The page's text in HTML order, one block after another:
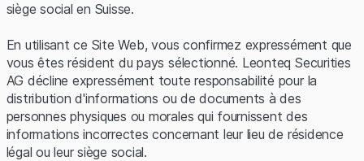
Erreur du serveur.
siège social en Suisse.
En utilisant ce Site Web, vous confirmez expressément que
vous êtes résident du pays sélectionné. Leonteq Securities
AG décline expressément toute responsabilité pour la
distribution d'informations ou de documents à des
personnes physiques ou morales qui fournissent des
informations incorrectes concernant leur lieu de résidence
légal ou leur siège social.